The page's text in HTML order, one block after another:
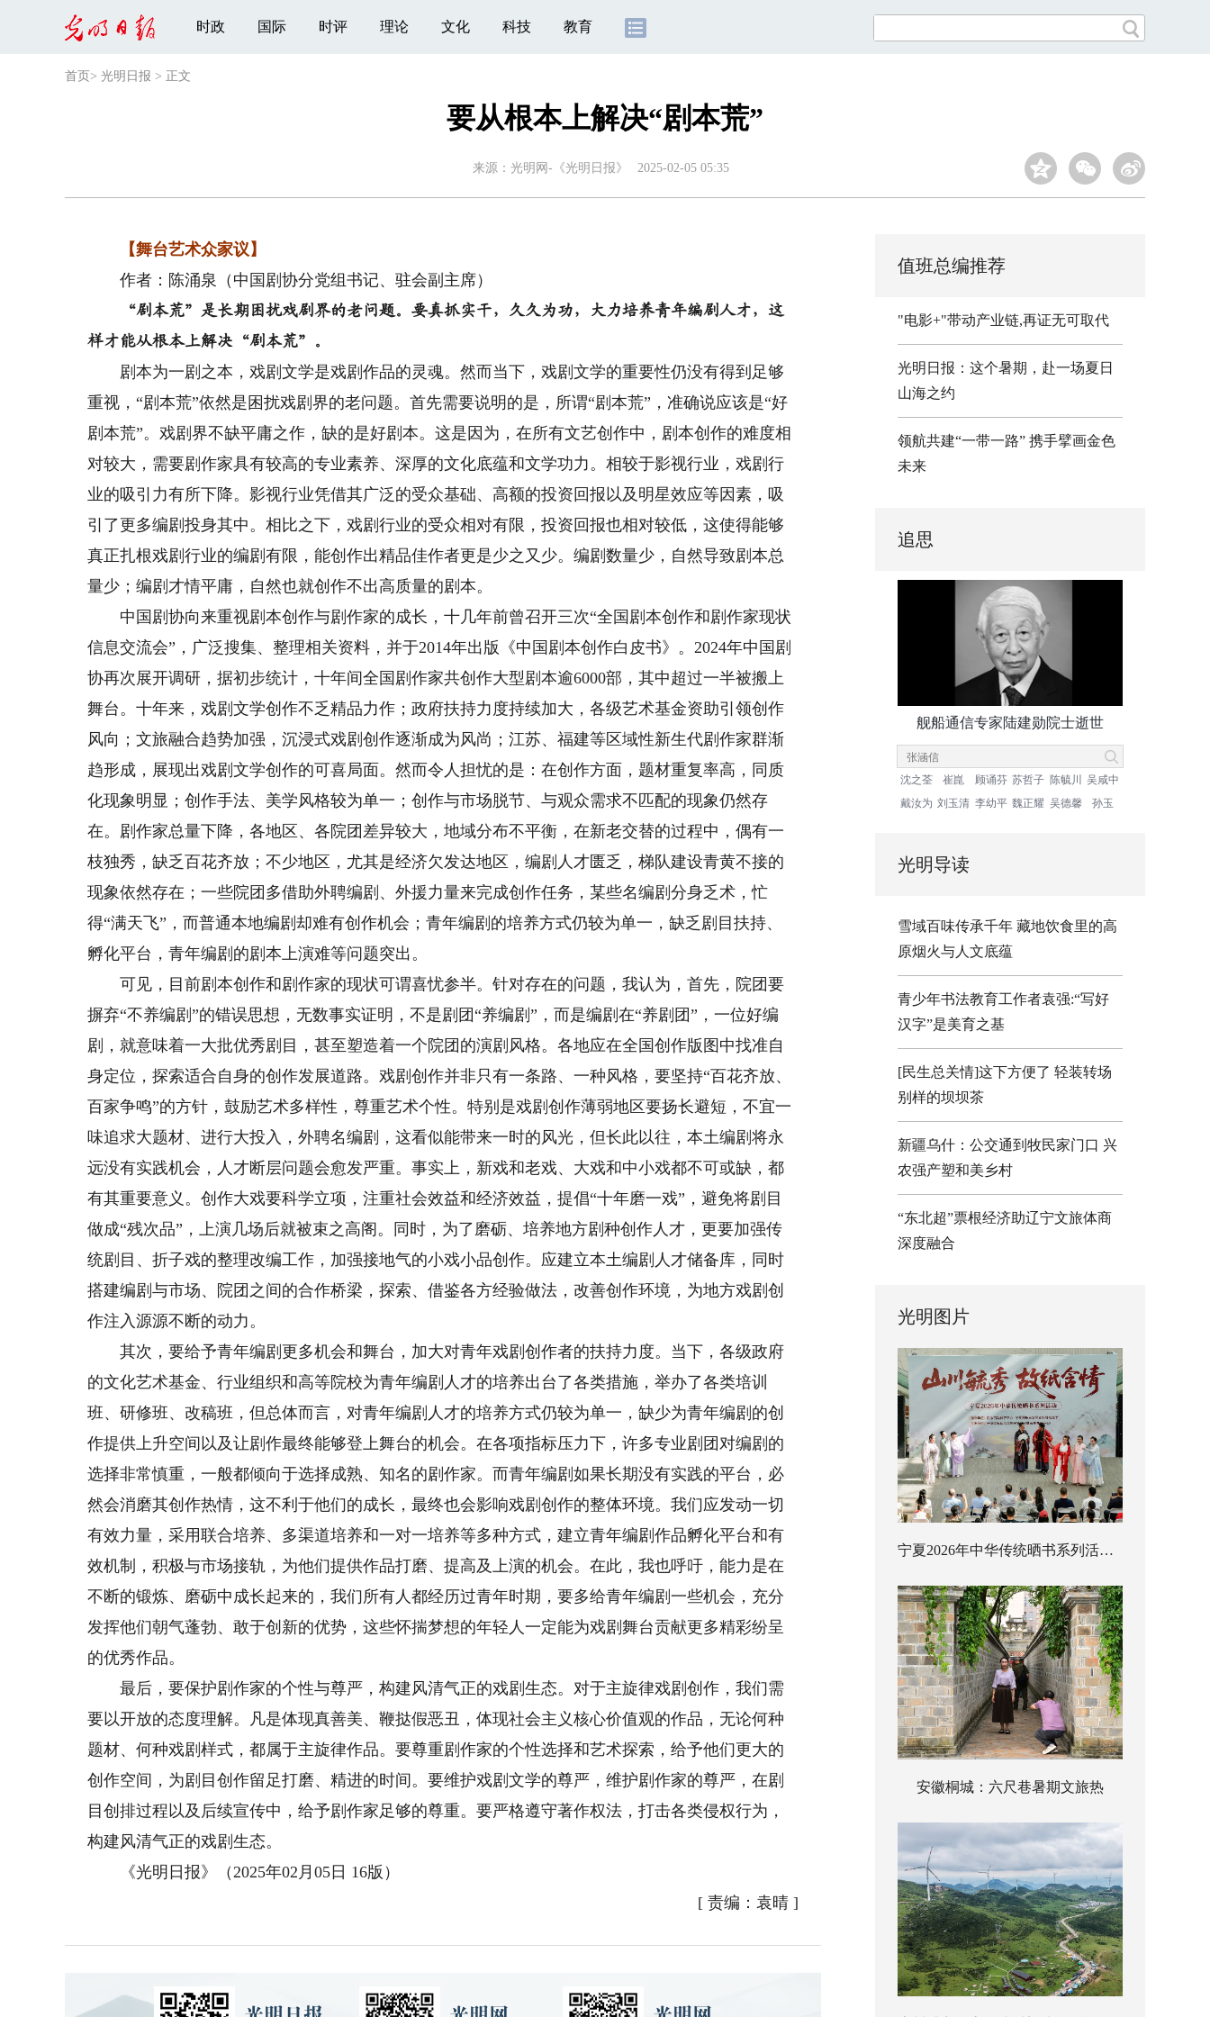
时政 国际 时评 理论 文化 科技 教育
首页 > 光明日报 > 正文
要从根本上解决“剧本荒”
来源： 光明网-《光明日报》 2025-02-05 05:35
【舞台艺术众家议】
作者：陈涌泉（中国剧协分党组书记、驻会副主席）
“剧本荒”是长期困扰戏剧界的老问题。要真抓实干，久久为功，大力培养青年编剧人才，这
样才能从根本上解决“剧本荒”。
剧本为一剧之本，戏剧文学是戏剧作品的灵魂。然而当下，戏剧文学的重要性仍没有得到足够
重视，“剧本荒”依然是困扰戏剧界的老问题。首先需要说明的是，所谓“剧本荒”，准确说应该是“好
剧本荒”。戏剧界不缺平庸之作，缺的是好剧本。这是因为，在所有文艺创作中，剧本创作的难度相
对较大，需要剧作家具有较高的专业素养、深厚的文化底蕴和文学功力。相较于影视行业，戏剧行
业的吸引力有所下降。影视行业凭借其广泛的受众基础、高额的投资回报以及明星效应等因素，吸
引了更多编剧投身其中。相比之下，戏剧行业的受众相对有限，投资回报也相对较低，这使得能够
真正扎根戏剧行业的编剧有限，能创作出精品佳作者更是少之又少。编剧数量少，自然导致剧本总
量少；编剧才情平庸，自然也就创作不出高质量的剧本。
中国剧协向来重视剧本创作与剧作家的成长，十几年前曾召开三次“全国剧本创作和剧作家现状
信息交流会”，广泛搜集、整理相关资料，并于2014年出版《中国剧本创作白皮书》。2024年中国剧
协再次展开调研，据初步统计，十年间全国剧作家共创作大型剧本逾6000部，其中超过一半被搬上
舞台。十年来，戏剧文学创作不乏精品力作；政府扶持力度持续加大，各级艺术基金资助引领创作
风向；文旅融合趋势加强，沉浸式戏剧创作逐渐成为风尚；江苏、福建等区域性新生代剧作家群渐
趋形成，展现出戏剧文学创作的可喜局面。然而令人担忧的是：在创作方面，题材重复率高，同质
化现象明显；创作手法、美学风格较为单一；创作与市场脱节、与观众需求不匹配的现象仍然存
在。剧作家总量下降，各地区、各院团差异较大，地域分布不平衡，在新老交替的过程中，偶有一
枝独秀，缺乏百花齐放；不少地区，尤其是经济欠发达地区，编剧人才匮乏，梯队建设青黄不接的
现象依然存在；一些院团多借助外聘编剧、外援力量来完成创作任务，某些名编剧分身乏术，忙
得“满天飞”，而普通本地编剧却难有创作机会；青年编剧的培养方式仍较为单一，缺乏剧目扶持、
孵化平台，青年编剧的剧本上演难等问题突出。
可见，目前剧本创作和剧作家的现状可谓喜忧参半。针对存在的问题，我认为，首先，院团要
摒弃“不养编剧”的错误思想，无数事实证明，不是剧团“养编剧”，而是编剧在“养剧团”，一位好编
剧，就意味着一大批优秀剧目，甚至塑造着一个院团的演剧风格。各地应在全国创作版图中找准自
身定位，探索适合自身的创作发展道路。戏剧创作并非只有一条路、一种风格，要坚持“百花齐放、
百家争鸣”的方针，鼓励艺术多样性，尊重艺术个性。特别是戏剧创作薄弱地区要扬长避短，不宜一
味追求大题材、进行大投入，外聘名编剧，这看似能带来一时的风光，但长此以往，本土编剧将永
远没有实践机会，人才断层问题会愈发严重。事实上，新戏和老戏、大戏和中小戏都不可或缺，都
有其重要意义。创作大戏要科学立项，注重社会效益和经济效益，提倡“十年磨一戏”，避免将剧目
做成“残次品”，上演几场后就被束之高阁。同时，为了磨砺、培养地方剧种创作人才，更要加强传
统剧目、折子戏的整理改编工作，加强接地气的小戏小品创作。应建立本土编剧人才储备库，同时
搭建编剧与市场、院团之间的合作桥梁，探索、借鉴各方经验做法，改善创作环境，为地方戏剧创
作注入源源不断的动力。
其次，要给予青年编剧更多机会和舞台，加大对青年戏剧创作者的扶持力度。当下，各级政府
的文化艺术基金、行业组织和高等院校为青年编剧人才的培养出台了各类措施，举办了各类培训
班、研修班、改稿班，但总体而言，对青年编剧人才的培养方式仍较为单一，缺少为青年编剧的创
作提供上升空间以及让剧作最终能够登上舞台的机会。在各项指标压力下，许多专业剧团对编剧的
选择非常慎重，一般都倾向于选择成熟、知名的剧作家。而青年编剧如果长期没有实践的平台，必
然会消磨其创作热情，这不利于他们的成长，最终也会影响戏剧创作的整体环境。我们应发动一切
有效力量，采用联合培养、多渠道培养和一对一培养等多种方式，建立青年编剧作品孵化平台和有
效机制，积极与市场接轨，为他们提供作品打磨、提高及上演的机会。在此，我也呼吁，能力是在
不断的锻炼、磨砺中成长起来的，我们所有人都经历过青年时期，要多给青年编剧一些机会，充分
发挥他们朝气蓬勃、敢于创新的优势，这些怀揣梦想的年轻人一定能为戏剧舞台贡献更多精彩纷呈
的优秀作品。
最后，要保护剧作家的个性与尊严，构建风清气正的戏剧生态。对于主旋律戏剧创作，我们需
要以开放的态度理解。凡是体现真善美、鞭挞假恶丑，体现社会主义核心价值观的作品，无论何种
题材、何种戏剧样式，都属于主旋律作品。要尊重剧作家的个性选择和艺术探索，给予他们更大的
创作空间，为剧目创作留足打磨、精进的时间。要维护戏剧文学的尊严，维护剧作家的尊严，在剧
目创排过程以及后续宣传中，给予剧作家足够的尊重。要严格遵守著作权法，打击各类侵权行为，
构建风清气正的戏剧生态。
《光明日报》（2025年02月05日 16版）
[ 责编：袁晴]
值班总编推荐
"电影+"带动产业链,再证无可取代
光明日报：这个暑期，赴一场夏日
山海之约
领航共建“一带一路” 携手擘画金色
未来
追思
舰船通信专家陆建勋院士逝世
沈之荃 崔崑 顾诵芬 苏哲子 陈毓川
吴咸中
戴汝为 刘玉清 李幼平 魏正耀 吴德馨 孙玉
光明导读
雪域百味传承千年 藏地饮食里的高
原烟火与人文底蕴
青少年书法教育工作者袁强:“写好
汉字”是美育之基
[民生总关情]这下方便了 轻装转场
别样的坝坝茶
新疆乌什：公交通到牧民家门口 兴
农强产塑和美乡村
“东北超”票根经济助辽宁文旅体商
深度融合
光明图片
宁夏2026年中华传统晒书系列活动启幕
安徽桐城：六尺巷暑期文旅热